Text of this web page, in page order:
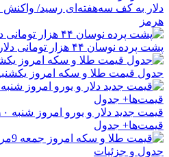
دلار به کف سه‌هفته‌ای رسید/ واکنش
هرمز
پشت پرده نوسان ۴۴ هزار تومانی دلار در چند ماه
جدول قیمت طلا و سکه امروز یکشنبه 11
قیمت‌ها+ جدول